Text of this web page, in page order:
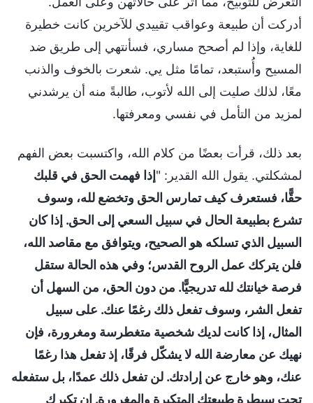
أدركت أن طبيعة وعواقب تقييدي للآخرين كانت خطيرة
للغاية، وإذا لم أصحح مساري، فسأنتهي إلى طريق ضد
المسيح وأُستبعد، تمامًا مثل يي. شعرت بالخوف والذنب
معًا، لذلك صليت إلى الله لأتوب، طالبةً منه أن يرشدني
لمزيد من التأمل في نفسي ومعرفتها.
بعد ذلك، قرأت بعضًا من كلام الله، واكتسبت بعض الفهم
لمشكلتي. يقول الله القدير: "إذا فهمت الحق في قلبك
حقًّا، فستعرف كيف تمارس الحق وتخضع لله، وسوف
تشرع بطبيعة الحال في سبيل السعي إلى الحق. إذا كان
السبيل الذي تسلكه هو الصحيح، ويتوافق مع مقاصد الله،
فلن يتركك عمل الروح القدس؛ وفي هذه الحالة ستقل
فرصة خيانتك لله تدريجيًّا. من دون الحق، من السهل أن
تفعل الشر، وسوف تفعل ذلك رغمًا عنك. على سبيل
المثال، إذا كانت لديك شخصية متغطرسة ومغرورة، فإن
نهيك عن معارضة الله لا يشكّل فرقًا، إذ تفعل هذا رغمًا
عنك، وهو خارج عن إرادتك. لن تفعل ذلك عمدًا، بل ستفعله
تحت سيطرة طبيعتك المتكبرة والمغرورة. إن تكبرك